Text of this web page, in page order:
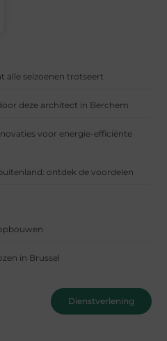
alle seizoenen trotseert
deze architect in Berchem
voor energie-efficiënte
ontdek de voordelen
in Brussel
Dienstverlening